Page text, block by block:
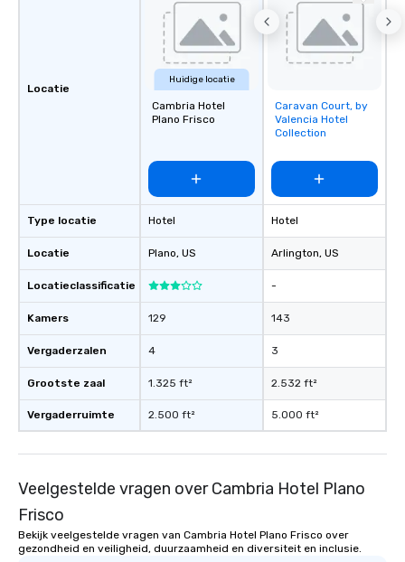
Locatie
Type locatie
Locatie
Locatieclassificatie
Kamers
Vergaderzalen
Grootste zaal
Vergaderruimte
Huidige locatie
Cambria Hotel
Plano Frisco
Hotel
Plano, US
129
4
1.325 ft²
2.500 ft²
Removed from
favorites
Caravan Court, by
Valencia Hotel
Collection
Hotel
Arlington, US
-
143
3
2.532 ft²
5.000 ft²
Veelgestelde vragen over Cambria Hotel Plano
Frisco
Bekijk veelgestelde vragen van Cambria Hotel Plano Frisco over
gezondheid en veiligheid, duurzaamheid en diversiteit en inclusie.